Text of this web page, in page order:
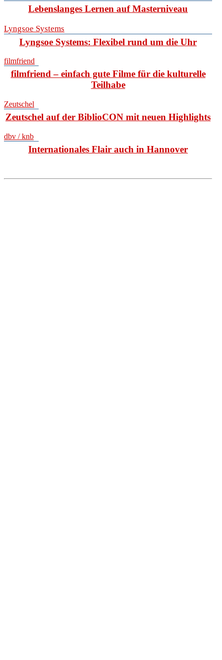
Lebenslanges Lernen auf Masterniveau
Lyngsoe Systems
Lyngsoe Systems: Flexibel rund um die Uhr
filmfriend
filmfriend – einfach gute Filme für die kulturelle
Teilhabe
Zeutschel
Zeutschel auf der BiblioCON mit neuen Highlights
dbv / knb
Internationales Flair auch in Hannover